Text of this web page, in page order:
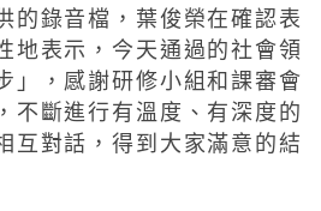
的錄音檔，葉俊榮在確認表
地表示，今天通過的社會領
」，感謝研修小組和課審會
不斷進行有溫度、有深度的
互對話，得到大家滿意的結